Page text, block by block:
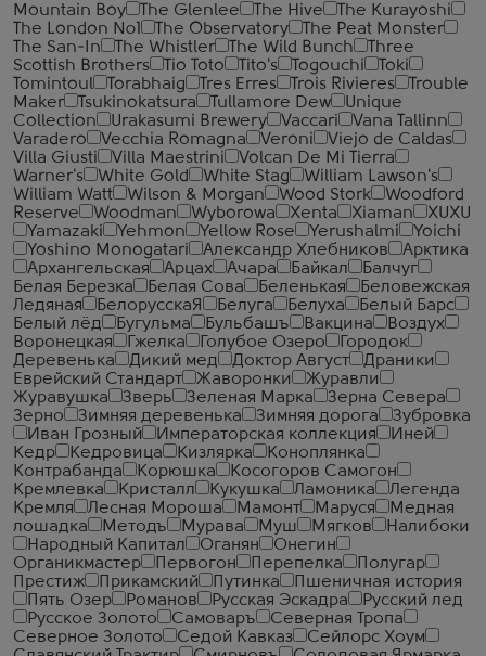
Mountain Boy
The Glenlee The Hive
The Kurayoshi
The London №1
The Observatory
The Peat Monster
The San-In
The Whistler The Wild Bunch
Three
Scottish Brothers
Tio Toto Tito's Togouchi
Toki
Tomintoul
Torabhaig Tres Erres Trois Rivieres
Trouble
Maker
Tsukinokatsura Tullamore Dew
Unique
Collection
Urakasumi Brewery Vaccari
Vana Tallinn
Varadero
Vecchia Romagna Veroni
Viejo de Caldas
Villa Giusti
Villa Maestrini
Volcan De Mi Tierra
Warner's
White Gold White Stag
William Lawson's
William Watt
Wilson & Morgan Wood Stork
Woodford
Reserve
Woodman Wyborowa Xenta Xiaman
XUXU
Yamazaki
Yehmon Yellow Rose Yerushalmi
Yoichi
Yoshino Monogatari
Александр Хлебников
Арктика
Архангельская
Арцах Ачара Байкал
Балчуг
Белая Березка
Белая Сова Беленькая
Беловежская
Ледяная
БелорусскаЯ Белуга Белуха
Белый Барс
Белый лёд
Бугульма Бульбашъ Вакцина
Воздух
Воронецкая
Гжелка Голубое Озеро
Городок
Деревенька
Дикий мед Доктор Август
Драники
Еврейский Стандарт
Жаворонки
Журавли
Журавушка
Зверь Зеленая Марка
Зерна Севера
Зерно
Зимняя деревенька Зимняя дорога
Зубровка
Иван Грозный
Императорская коллекция
Иней
Кедр
Кедровица Кизлярка
Коноплянка
Контрабанда
Корюшка
Косогоров Самогон
Кремлевка
Кристалл Кукушка Ламоника
Легенда
Кремля
Лесная Мороша Мамонт Маруся
Медная
лошадка
Методъ Мурава Муш Мягков
Налибоки
Народный Капитал
Оганян
Онегин
Органикмастер
Первогон Перепелка
Полугар
Престиж
Прикамский Путинка
Пшеничная история
Пять Озер
Романов Русская Эскадра
Русский лед
Русское Золото
Самоваръ
Северная Тропа
Северное Золото
Седой Кавказ
Сейлорс Хоум